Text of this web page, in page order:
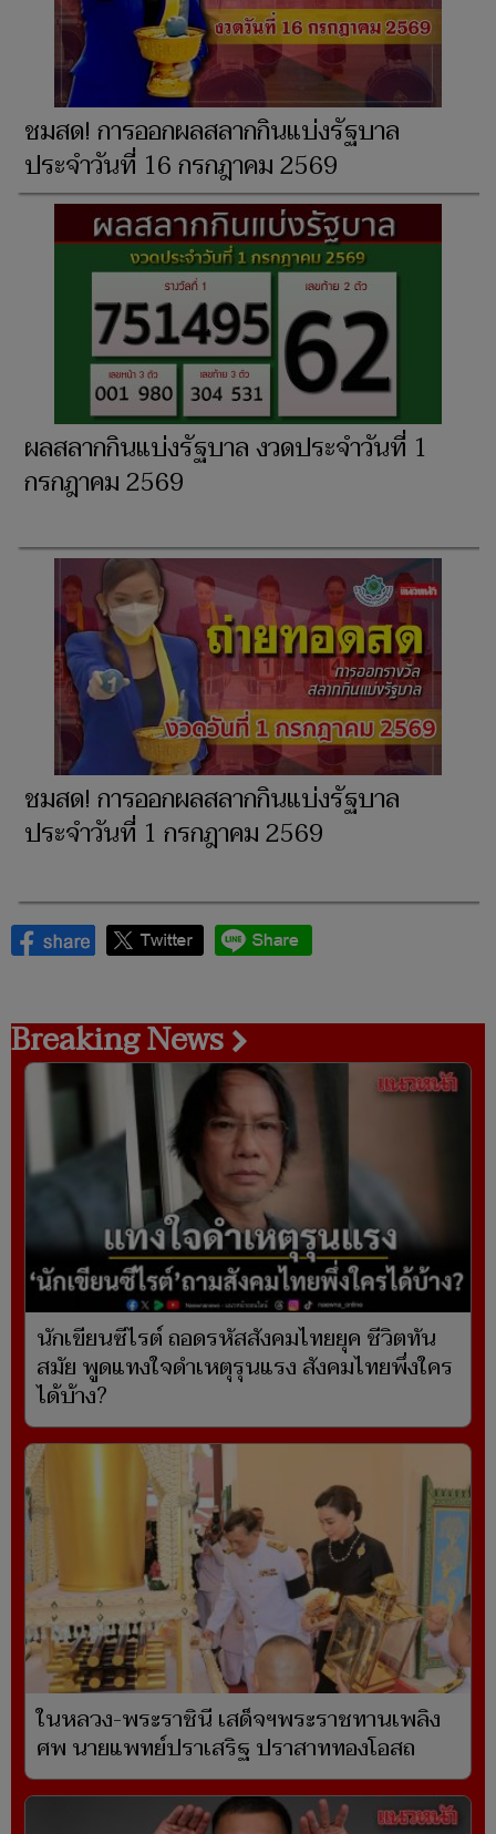
ชมสด! การออกผลสลากกินแบ่งรัฐบาล
ประจำวันที่ 16 กรกฎาคม 2569
ผลสลากกินแบ่งรัฐบาล งวดประจำวันที่ 1
กรกฎาคม 2569
ชมสด! การออกผลสลากกินแบ่งรัฐบาล
ประจำวันที่ 1 กรกฎาคม 2569
Breaking News
นักเขียนซีไรต์ ถอดรหัสสังคมไทยยุค ชีวิตทัน
สมัย พูดแทงใจดำเหตุรุนแรง สังคมไทยพึ่งใคร
ได้บ้าง?
ในหลวง-พระราชินี เสด็จฯพระราชทานเพลิง
ศพ นายแพทย์ปราเสริฐ ปราสาททองโอสถ